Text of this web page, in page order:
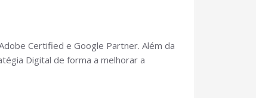
Certified e Google Partner. Além da
Digital de forma a melhorar a